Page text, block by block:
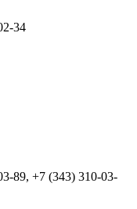
34
89, +7 (343) 310-03-